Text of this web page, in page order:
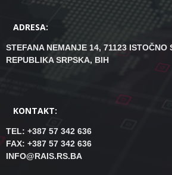
ADRESA:
STEFANA NEMANJE 14, 71123 ISTOČNO
REPUBLIKA SRPSKA, BIH
KONTAKT:
TEL: +387 57 342 636
FAX: +387 57 342 636
INFO@RAIS.RS.BA